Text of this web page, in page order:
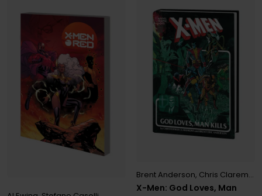
X-Men: God Loves, Man
Brent Anderson, Chris Claremont